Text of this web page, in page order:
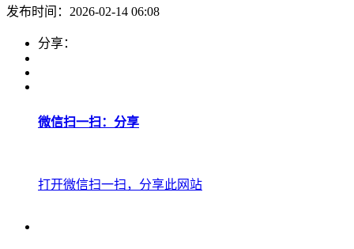
发布时间：2026-02-14 06:08
分享：
微信扫一扫：分享
打开微信扫一扫，分享此网站